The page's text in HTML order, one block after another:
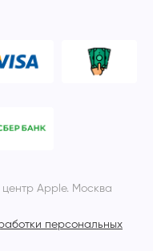
Apple. Москва
персональных